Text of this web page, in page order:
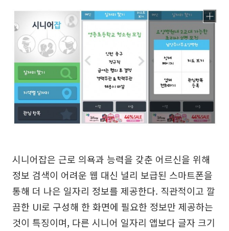
시니어잡은 근로 의욕과 능력을 갖춘 어르신을 위해
정보 검색이 어려운 웹 대신 널리 보급된 스마트폰을
통해 더 나은 일자리 정보를 제공한다. 직관적이고 깔
끔한 UI로 구성해 한 화면에 필요한 정보만 제공하는
것이 특징이며, 다른 시니어 일자리 앱보다 글자 크기